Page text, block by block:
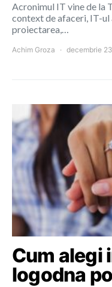
Acronimul IT vine de la
context de afaceri, IT-
proiectarea,…
Achim Groza decembrie
Cum alegi
logodna